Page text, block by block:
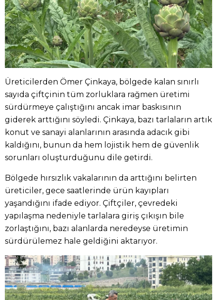
Üreticilerden Ömer Çinkaya, bölgede kalan sınırlı
sayıda çiftçinin tüm zorluklara rağmen üretimi
sürdürmeye çalıştığını ancak imar baskısının
giderek arttığını söyledi. Çinkaya, bazı tarlaların artık
konut ve sanayi alanlarının arasında adacık gibi
kaldığını, bunun da hem lojistik hem de güvenlik
sorunları oluşturduğunu dile getirdi.
Bölgede hırsızlık vakalarının da arttığını belirten
üreticiler, gece saatlerinde ürün kayıpları
yaşandığını ifade ediyor. Çiftçiler, çevredeki
yapılaşma nedeniyle tarlalara giriş çıkışın bile
zorlaştığını, bazı alanlarda neredeyse üretimin
sürdürülemez hale geldiğini aktarıyor.